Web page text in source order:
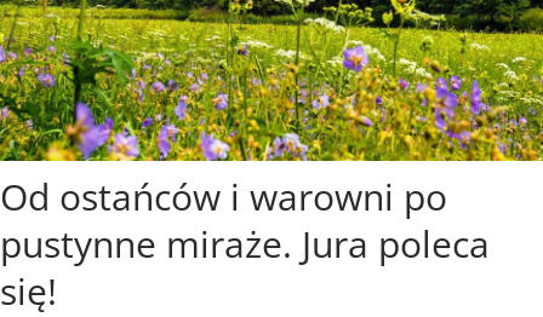
Od ostańców i warowni po
pustynne miraże. Jura poleca
się!